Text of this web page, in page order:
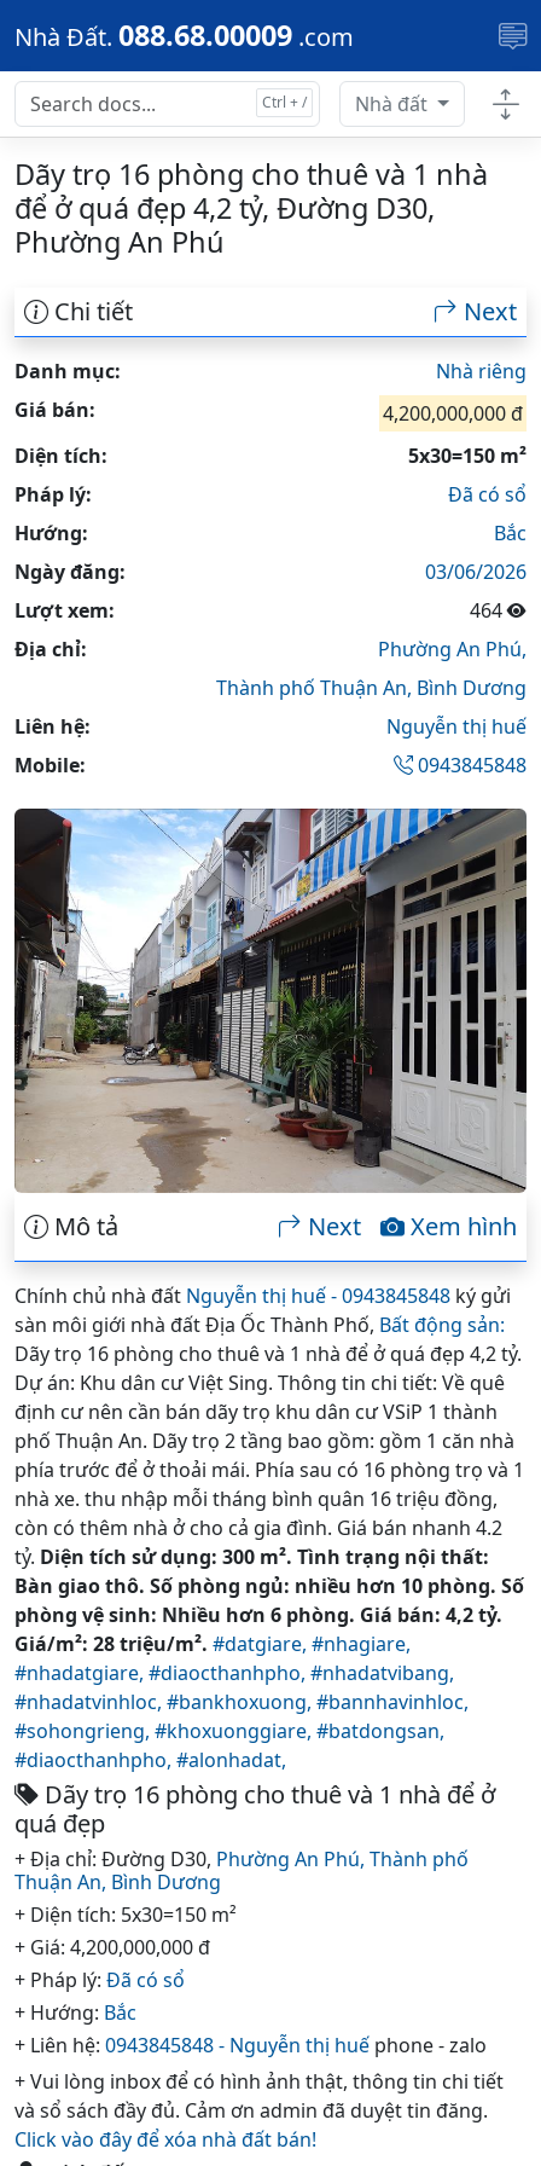
Skip to main content
Nhà Đất. 088.68.00009 .com
Nhà đất
Dãy trọ 16 phòng cho thuê và 1 nhà
để ở quá đẹp 4,2 tỷ, Đường D30,
Phường An Phú
Chi tiết Next
Danh mục:
Nhà riêng
Giá bán:
4,200,000,000 đ
Diện tích:
5x30=150 m²
Pháp lý:
Đã có sổ
Hướng:
Bắc
Ngày đăng:
03/06/2026
Lượt xem:
464
Địa chỉ:
Phường An Phú,
Thành phố Thuận An, Bình Dương
Liên hệ:
Nguyễn thị huế
Mobile:
0943845848
Mô tả Xem hình
Next
Chính chủ nhà đất Nguyễn thị huế - 0943845848 ký gửi
sàn môi giới nhà đất Địa Ốc Thành Phố, Bất động sản:
Dãy trọ 16 phòng cho thuê và 1 nhà để ở quá đẹp 4,2 tỷ.
Dự án: Khu dân cư Việt Sing. Thông tin chi tiết: Về quê
định cư nên cần bán dãy trọ khu dân cư VSiP 1 thành
phố Thuận An. Dãy trọ 2 tầng bao gồm: gồm 1 căn nhà
phía trước để ở thoải mái. Phía sau có 16 phòng trọ và 1
nhà xe. thu nhập mỗi tháng bình quân 16 triệu đồng,
còn có thêm nhà ở cho cả gia đình. Giá bán nhanh 4.2
tỷ. Diện tích sử dụng: 300 m². Tình trạng nội thất:
Bàn giao thô. Số phòng ngủ: nhiều hơn 10 phòng. Số
phòng vệ sinh: Nhiều hơn 6 phòng. Giá bán: 4,2 tỷ.
Giá/m²: 28 triệu/m². #datgiare, #nhagiare,
#nhadatgiare, #diaocthanhpho, #nhadatvibang,
#nhadatvinhloc, #bankhoxuong, #bannhavinhloc,
#sohongrieng, #khoxuonggiare, #batdongsan,
#diaocthanhpho, #alonhadat,
Dãy trọ 16 phòng cho thuê và 1 nhà để ở
quá đẹp
+ Địa chỉ: Đường D30, Phường An Phú, Thành phố
Thuận An, Bình Dương
+ Diện tích: 5x30=150 m²
+ Giá: 4,200,000,000 đ
+ Pháp lý: Đã có sổ
+ Hướng: Bắc
+ Liên hệ: 0943845848 - Nguyễn thị huế phone - zalo
+ Vui lòng inbox để có hình ảnh thật, thông tin chi tiết
và sổ sách đầy đủ. Cảm ơn admin đã duyệt tin đăng.
Click vào đây để xóa nhà đất bán!